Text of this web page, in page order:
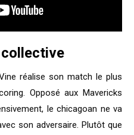
collective
réalise son match le plus
Opposé aux Mavericks
le chicagoan ne va
son adversaire. Plutôt que